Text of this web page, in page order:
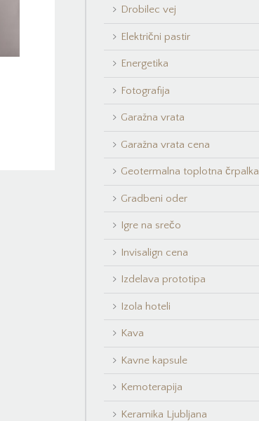
Drobilec vej
Električni pastir
Energetika
Fotografija
Garažna vrata
Garažna vrata cena
Geotermalna toplotna črpalka
Gradbeni oder
Igre na srečo
Invisalign cena
Izdelava prototipa
Izola hoteli
Kava
Kavne kapsule
Kemoterapija
Keramika Ljubljana